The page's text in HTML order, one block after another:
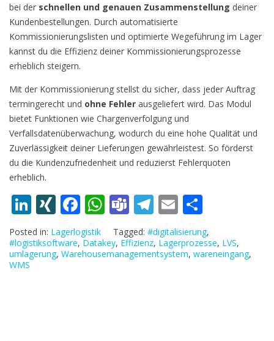
bei der schnellen und genauen Zusammenstellung deiner
Kundenbestellungen. Durch automatisierte
Kommissionierungslisten und optimierte Wegeführung im Lager
kannst du die Effizienz deiner Kommissionierungsprozesse
erheblich steigern.
Mit der Kommissionierung stellst du sicher, dass jeder Auftrag
termingerecht und ohne Fehler ausgeliefert wird. Das Modul
bietet Funktionen wie Chargenverfolgung und
Verfallsdatenüberwachung, wodurch du eine hohe Qualität und
Zuverlässigkeit deiner Lieferungen gewährleistest. So förderst
du die Kundenzufriedenheit und reduzierst Fehlerquoten
erheblich.
Li
n
k
e
XI
N
G
F
ac
e
b
W
h
at
s
T
e
a
m
T
el
e
gr
E
m
ai
l
ei
le
n
Posted in: Lagerlogistik Tagged: #digitalisierung,
#logistiksoftware, Datakey, Effizienz, Lagerprozesse, LVS,
umlagerung, Warehousemanagementsystem, wareneingang,
WMS